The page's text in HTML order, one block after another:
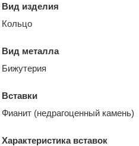
Вид изделия
Кольцо
Вид металла
Бижутерия
Вставки
Фианит (недрагоценный камень)
Характеристика вставок